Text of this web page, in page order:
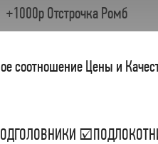
+1000р Отстрочка Ромб
соотношение Цены и